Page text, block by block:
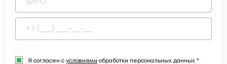
Я согласен с условиями обработки персональных данных *